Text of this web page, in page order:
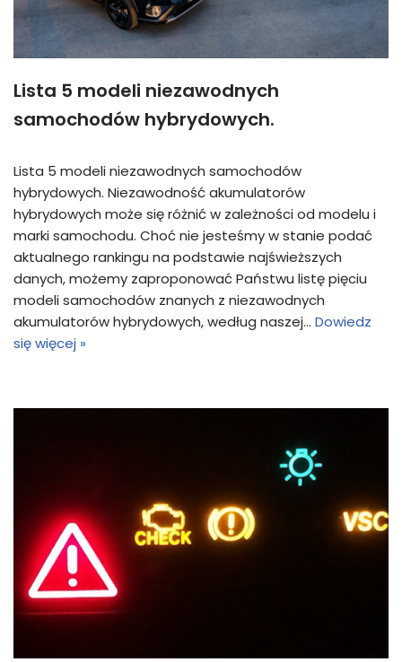
Lista 5 modeli niezawodnych
samochodów hybrydowych.
Lista 5 modeli niezawodnych samochodów
hybrydowych. Niezawodność akumulatorów
hybrydowych może się różnić w zależności od modelu i
marki samochodu. Choć nie jesteśmy w stanie podać
aktualnego rankingu na podstawie najświeższych
danych, możemy zaproponować Państwu listę pięciu
modeli samochodów znanych z niezawodnych
akumulatorów hybrydowych, według naszej… Dowiedz
się więcej »